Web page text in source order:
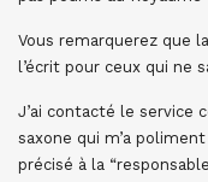
Vous remarquerez que
l’écrit pour ceux qui ne
J’ai contacté le service
saxone qui m’a
précisé à la